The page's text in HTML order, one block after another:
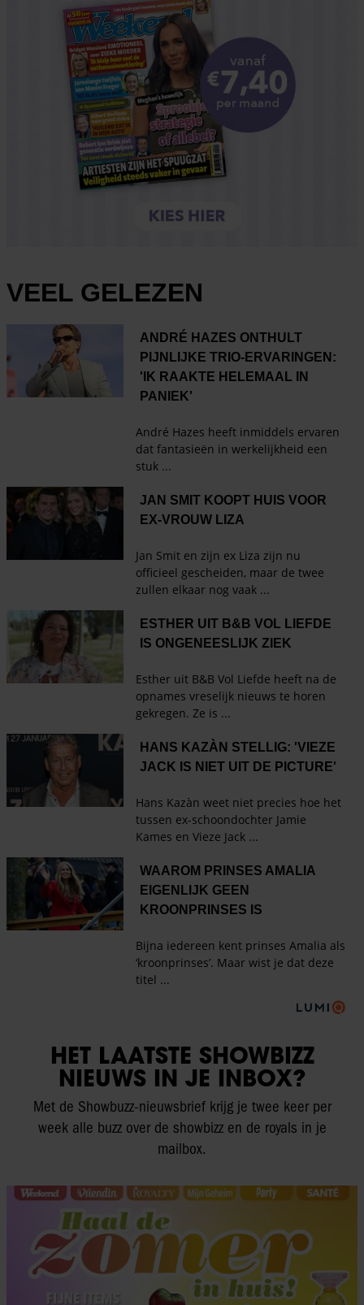
HET LAATSTE SHOWBIZZ
NIEUWS IN JE INBOX?
Met de Showbuzz-nieuwsbrief krijg je twee keer per
week alle buzz over de showbizz en de royals in je
mailbox.